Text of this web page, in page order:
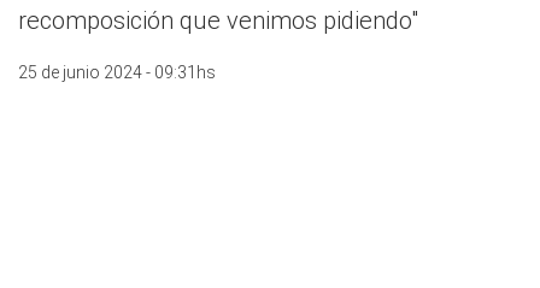
recomposición que venimos pidiendo"
25 de junio 2024 - 09:31hs